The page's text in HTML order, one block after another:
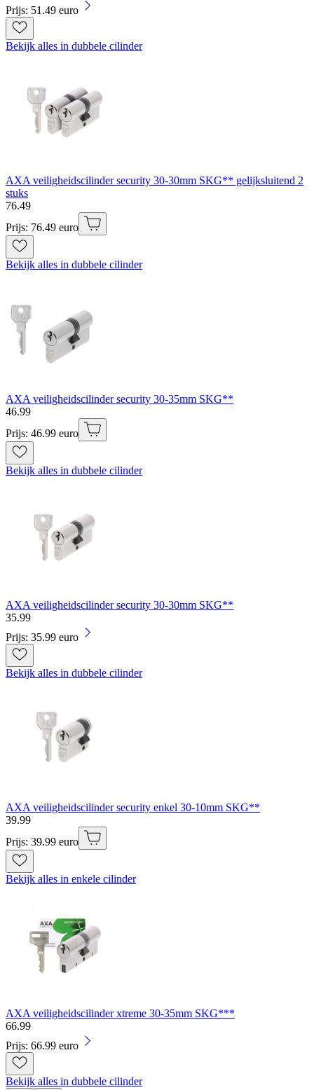
Prijs: 51.49 euro
Bekijk alles in dubbele cilinder
AXA veiligheidscilinder security 30-30mm SKG** gelijksluitend 2
stuks
76.49
Prijs: 76.49 euro
Bekijk alles in dubbele cilinder
AXA veiligheidscilinder security 30-35mm SKG**
46.99
Prijs: 46.99 euro
Bekijk alles in dubbele cilinder
AXA veiligheidscilinder security 30-30mm SKG**
35.99
Prijs: 35.99 euro
Bekijk alles in dubbele cilinder
AXA veiligheidscilinder security enkel 30-10mm SKG**
39.99
Prijs: 39.99 euro
Bekijk alles in enkele cilinder
AXA veiligheidscilinder xtreme 30-35mm SKG***
66.99
Prijs: 66.99 euro
Bekijk alles in dubbele cilinder